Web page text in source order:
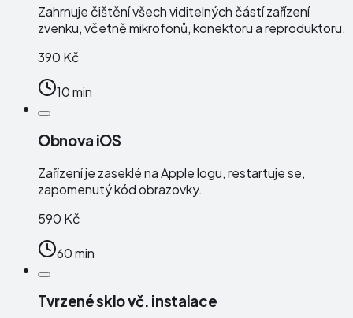
Zahrnuje čištění všech viditelných částí zařízení
zvenku, včetně mikrofonů, konektoru a reproduktoru.
390 Kč
10 min
Obnova iOS
Zařízení je zaseklé na Apple logu, restartuje se,
zapomenutý kód obrazovky.
590 Kč
60 min
Tvrzené sklo vč. instalace